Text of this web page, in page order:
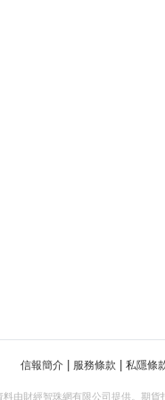
信報簡介 服務條款 私隱條
料由財經智珠網有限公司提供。期